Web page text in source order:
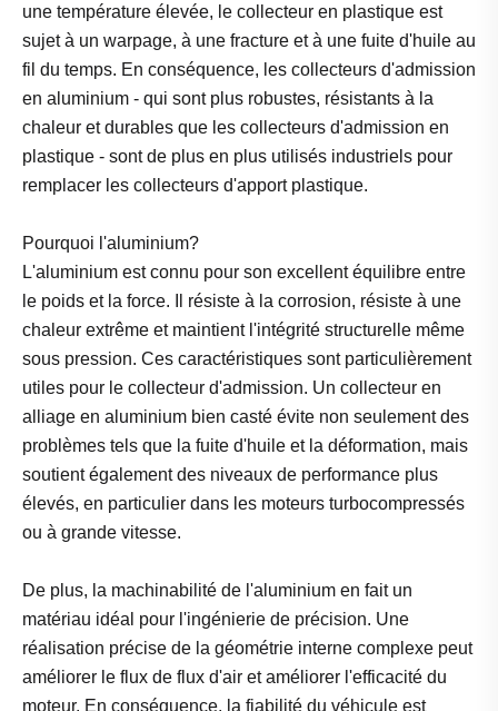
une température élevée, le collecteur en plastique est
sujet à un warpage, à une fracture et à une fuite d'huile au
fil du temps. En conséquence, les collecteurs d'admission
en aluminium - qui sont plus robustes, résistants à la
chaleur et durables que les collecteurs d'admission en
plastique - sont de plus en plus utilisés industriels pour
remplacer les collecteurs d'apport plastique.
Pourquoi l'aluminium?
L'aluminium est connu pour son excellent équilibre entre
le poids et la force. Il résiste à la corrosion, résiste à une
chaleur extrême et maintient l'intégrité structurelle même
sous pression. Ces caractéristiques sont particulièrement
utiles pour le collecteur d'admission. Un collecteur en
alliage en aluminium bien casté évite non seulement des
problèmes tels que la fuite d'huile et la déformation, mais
soutient également des niveaux de performance plus
élevés, en particulier dans les moteurs turbocompressés
ou à grande vitesse.
De plus, la machinabilité de l'aluminium en fait un
matériau idéal pour l'ingénierie de précision. Une
réalisation précise de la géométrie interne complexe peut
améliorer le flux de flux d'air et améliorer l'efficacité du
moteur. En conséquence, la fiabilité du véhicule est